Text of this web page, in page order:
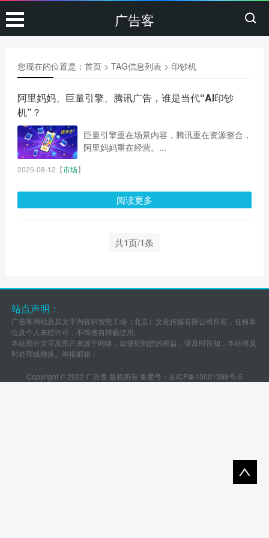
广告客
您现在的位置是： 首页> TAG信息列表 > 印钞机
阿里妈妈、巨量引擎、腾讯广告，谁是当代“AI印钞
机”？
巨量引擎重在场景内容，腾讯重在资源整合，
阿里妈妈重在经营。...
2025-08-12 【市场】
阅读更多
共1页/1条
站点声明：
广告客网站及其文字内容归智慧工场（北京）文化传媒有限公司所有，任何单
位及个人未经许可，不得擅自转载使用。
本站部分文字及图片来源于网络，如侵犯到您的权益，请及时告知，本站将及
时处理或撤换。举报邮箱：
Copyright © 2022 广告客 版权所有 备案号： 京ICP备13001399号-5